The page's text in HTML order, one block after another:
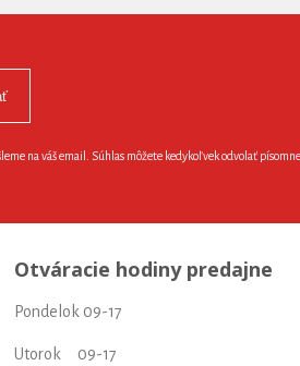
na váš email. Súhlas môžete kedykoľvek odvolať
Otváracie hodiny predajne
Pondelok 09-17
Utorok 09-17